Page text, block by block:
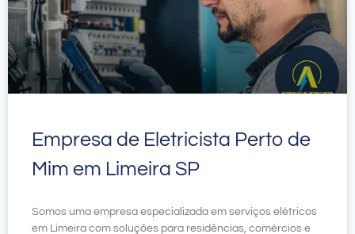
Empresa de Eletricista Perto de
Mim em Limeira SP
Somos uma empresa especializada em serviços elétricos
em Limeira com soluções para residências, comércios e